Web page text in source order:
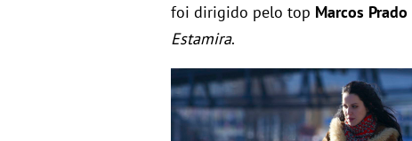
foi dirigido pelo top Marcos Prado
Estamira.